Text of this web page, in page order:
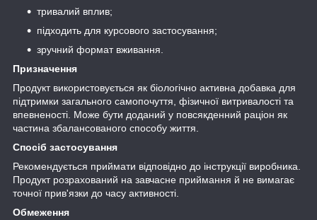
тривалий вплив;
підходить для курсового застосування;
зручний формат вживання.
Призначення
Продукт використовується як біологічно активна добавка для
підтримки загального самопочуття, фізичної витривалості та
впевненості. Може бути доданий у повсякденний раціон як
частина збалансованого способу життя.
Спосіб застосування
Рекомендується приймати відповідно до інструкції виробника.
Продукт розрахований на завчасне приймання й не вимагає
точної прив'язки до часу активності.
Обмеження